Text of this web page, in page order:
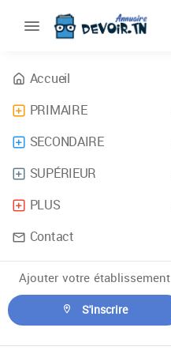
Accueil
PRIMAIRE
SECONDAIRE
SUPÉRIEUR
PLUS
Contact
Ajouter votre établissement
S'inscrire